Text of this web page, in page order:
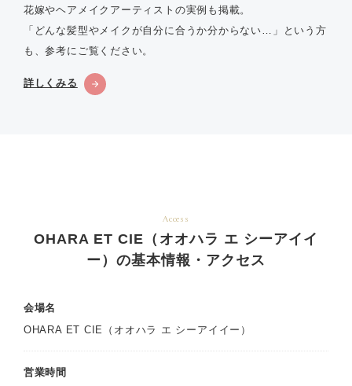
花嫁やヘアメイクアーティストの実例も掲載。
「どんな髪型やメイクが自分に合うか分からない…」という方
も、参考にご覧ください。
詳しくみる
Access
OHARA ET CIE（オオハラ エ シーアイイ
ー）の基本情報・アクセス
会場名
OHARA ET CIE（オオハラ エ シーアイイー）
営業時間